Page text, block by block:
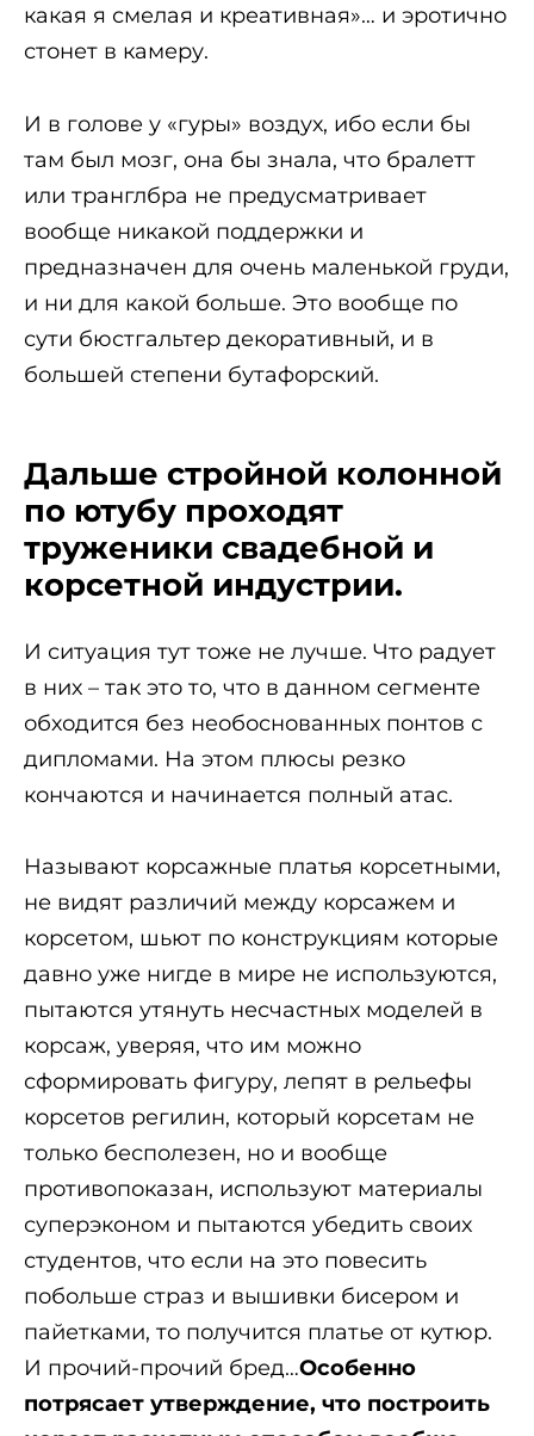
какая я смелая и креативная»… и эротично
стонет в камеру.
И в голове у «гуры» воздух, ибо если бы
там был мозг, она бы знала, что бралетт
или транглбра не предусматривает
вообще никакой поддержки и
предназначен для очень маленькой груди,
и ни для какой больше. Это вообще по
сути бюстгальтер декоративный, и в
большей степени бутафорский.
Дальше стройной колонной
по ютубу проходят
труженики свадебной и
корсетной индустрии.
И ситуация тут тоже не лучше. Что радует
в них – так это то, что в данном сегменте
обходится без необоснованных понтов с
дипломами. На этом плюсы резко
кончаются и начинается полный атас.
Называют корсажные платья корсетными,
не видят различий между корсажем и
корсетом, шьют по конструкциям которые
давно уже нигде в мире не используются,
пытаются утянуть несчастных моделей в
корсаж, уверяя, что им можно
сформировать фигуру, лепят в рельефы
корсетов регилин, который корсетам не
только бесполезен, но и вообще
противопоказан, используют материалы
суперэконом и пытаются убедить своих
студентов, что если на это повесить
побольше страз и вышивки бисером и
пайетками, то получится платье от кутюр.
И прочий-прочий бред…Особенно
потрясает утверждение, что построить